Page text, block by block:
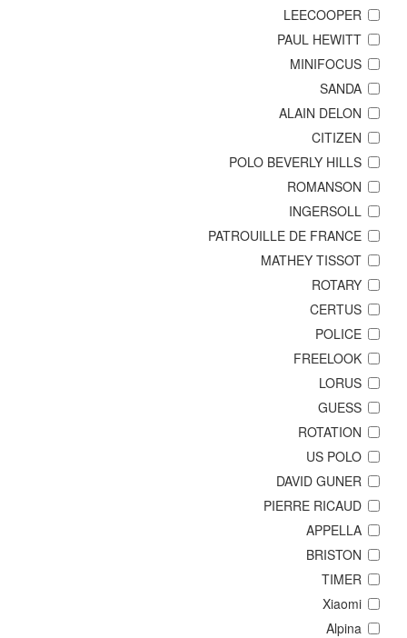
LEECOOPER
PAUL HEWITT
MINIFOCUS
SANDA
ALAIN DELON
CITIZEN
POLO BEVERLY HILLS
ROMANSON
INGERSOLL
PATROUILLE DE FRANCE
MATHEY TISSOT
ROTARY
CERTUS
POLICE
FREELOOK
LORUS
GUESS
ROTATION
US POLO
DAVID GUNER
PIERRE RICAUD
APPELLA
BRISTON
TIMER
Xiaomi
Alpina